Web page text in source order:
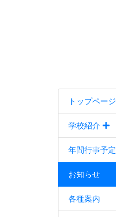
トップページ
学校紹介
年間行事予定
お知らせ
各種案内